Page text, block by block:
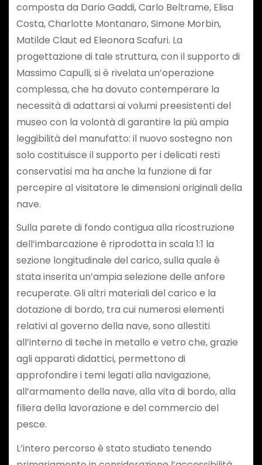
composta da Dario Gaddi, Carlo Beltrame, Elisa
Costa, Charlotte Montanaro, Simone Morbin,
Matilde Claut ed Eleonora Scafuri. La
progettazione di tale struttura, con il supporto di
Massimo Capulli, si è rivelata un’operazione
complessa, che ha dovuto contemperare la
necessità di adattarsi ai volumi preesistenti del
museo con la volontà di garantire la più ampia
leggibilità del manufatto: il nuovo sostegno non
solo costituisce il supporto per i delicati resti
conservatisi ma ha anche la funzione di far
percepire al visitatore le dimensioni originali della
nave.
Sulla parete di fondo contigua alla ricostruzione
dell’imbarcazione è riprodotta in scala 1:1 la
sezione longitudinale del carico, sulla quale è
stata inserita un’ampia selezione delle anfore
recuperate. Gli altri materiali del carico e la
dotazione di bordo, tra cui numerosi elementi
relativi al governo della nave, sono allestiti
all’interno di teche in metallo e vetro che, grazie
agli apparati didattici, permettono di
approfondire i temi legati alla navigazione,
all’armamento della nave, alla vita di bordo, alla
filiera della lavorazione e del commercio del
pesce.
L’intero percorso è stato studiato tenendo